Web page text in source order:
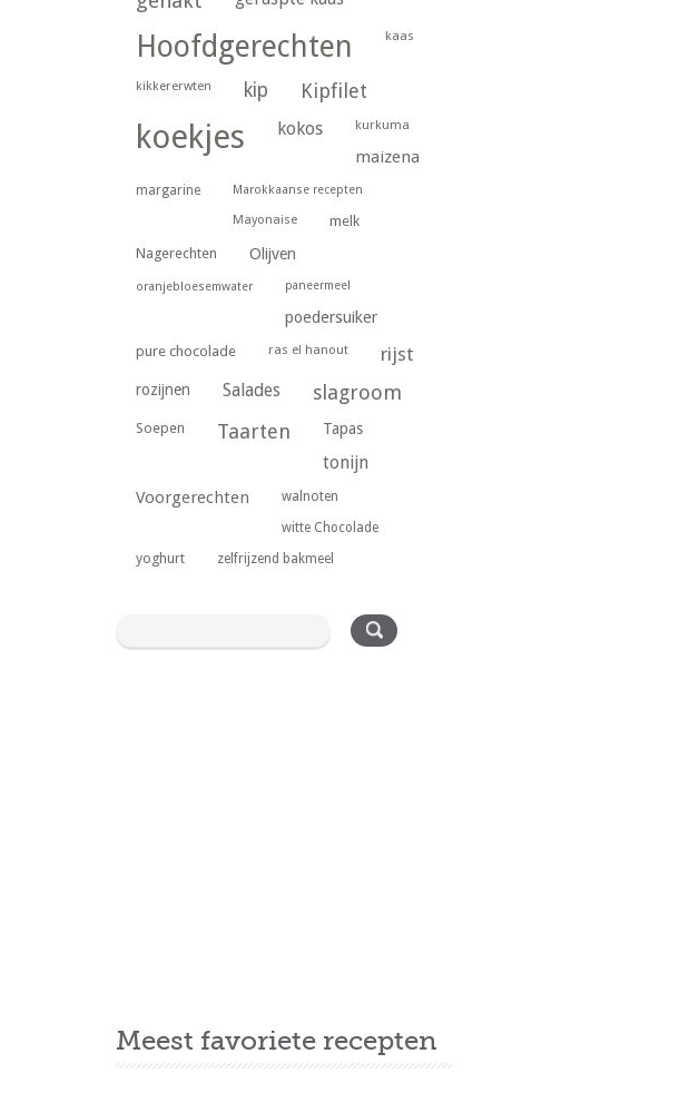
Hoofdgerechten kaas
kikkererwten kip Kipfilet
koekjes kokos kurkuma
maizena
margarine Marokkaanse recepten
Mayonaise
melk
Nagerechten
Olijven
oranjebloesemwater paneermeel
poedersuiker
pure chocolade ras el hanout rijst
rozijnen Salades slagroom
Soepen Taarten Tapas
tonijn
Voorgerechten
walnoten
witte Chocolade
yoghurt zelfrijzend bakmeel
Meest favoriete recepten